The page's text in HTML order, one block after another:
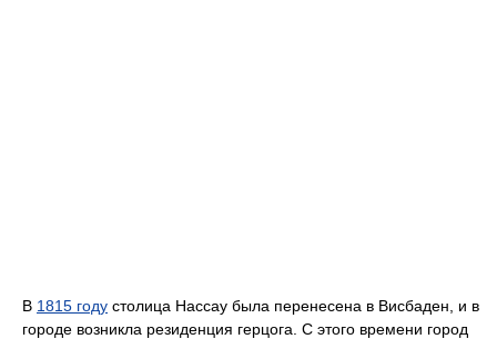
В 1815 году столица Нассау была перенесена в Висбаден, и в
городе возникла резиденция герцога. С этого времени город